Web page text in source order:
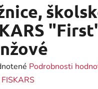
Podrobnosti
FISKARS